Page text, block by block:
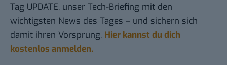
Tag UPDATE, unser Tech-Briefing mit den
wichtigsten News des Tages – und sichern sich
damit ihren Vorsprung. Hier kannst du dich
kostenlos anmelden.